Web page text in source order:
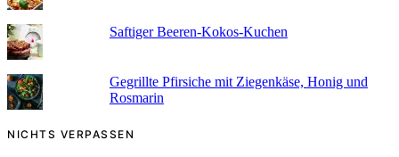
Saftiger Beeren-Kokos-Kuchen
Gegrillte Pfirsiche mit Ziegenkäse, Honig und
Rosmarin
NICHTS VERPASSEN